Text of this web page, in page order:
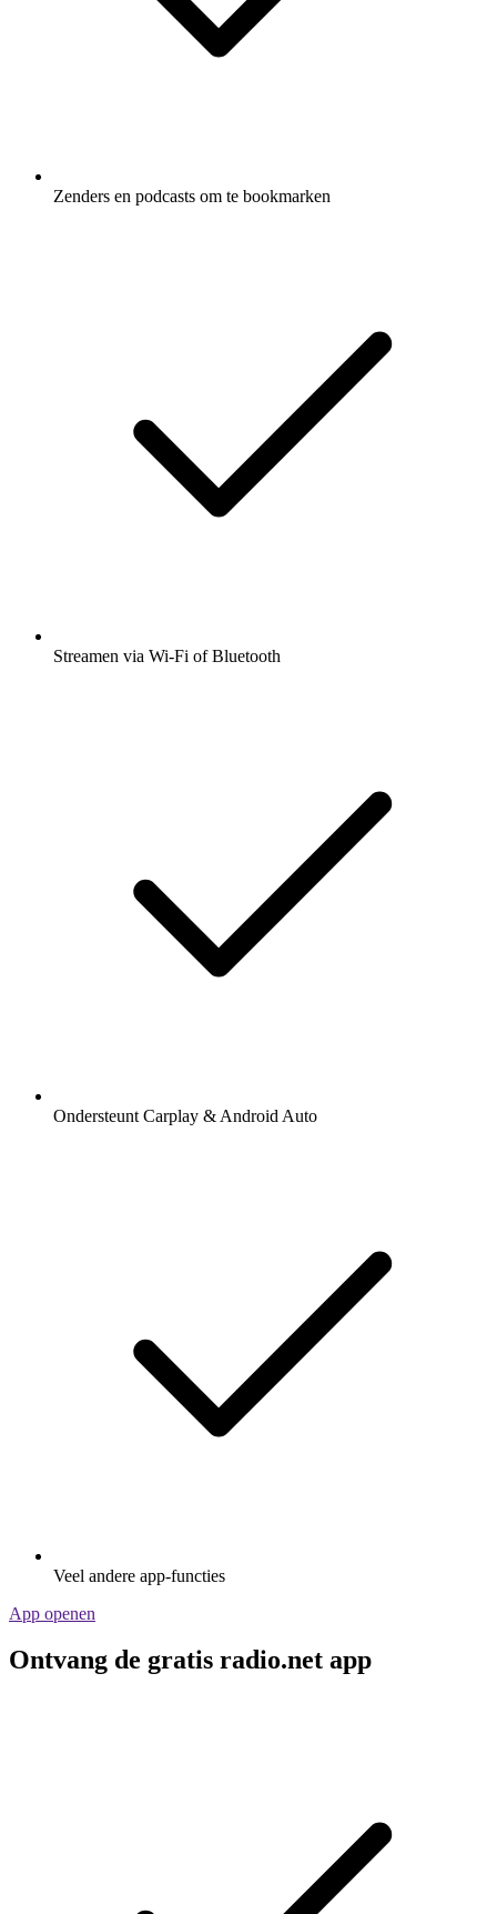
Zenders en podcasts om te bookmarken
Streamen via Wi-Fi of Bluetooth
Ondersteunt Carplay & Android Auto
Veel andere app-functies
App openen
Ontvang de gratis radio.net app